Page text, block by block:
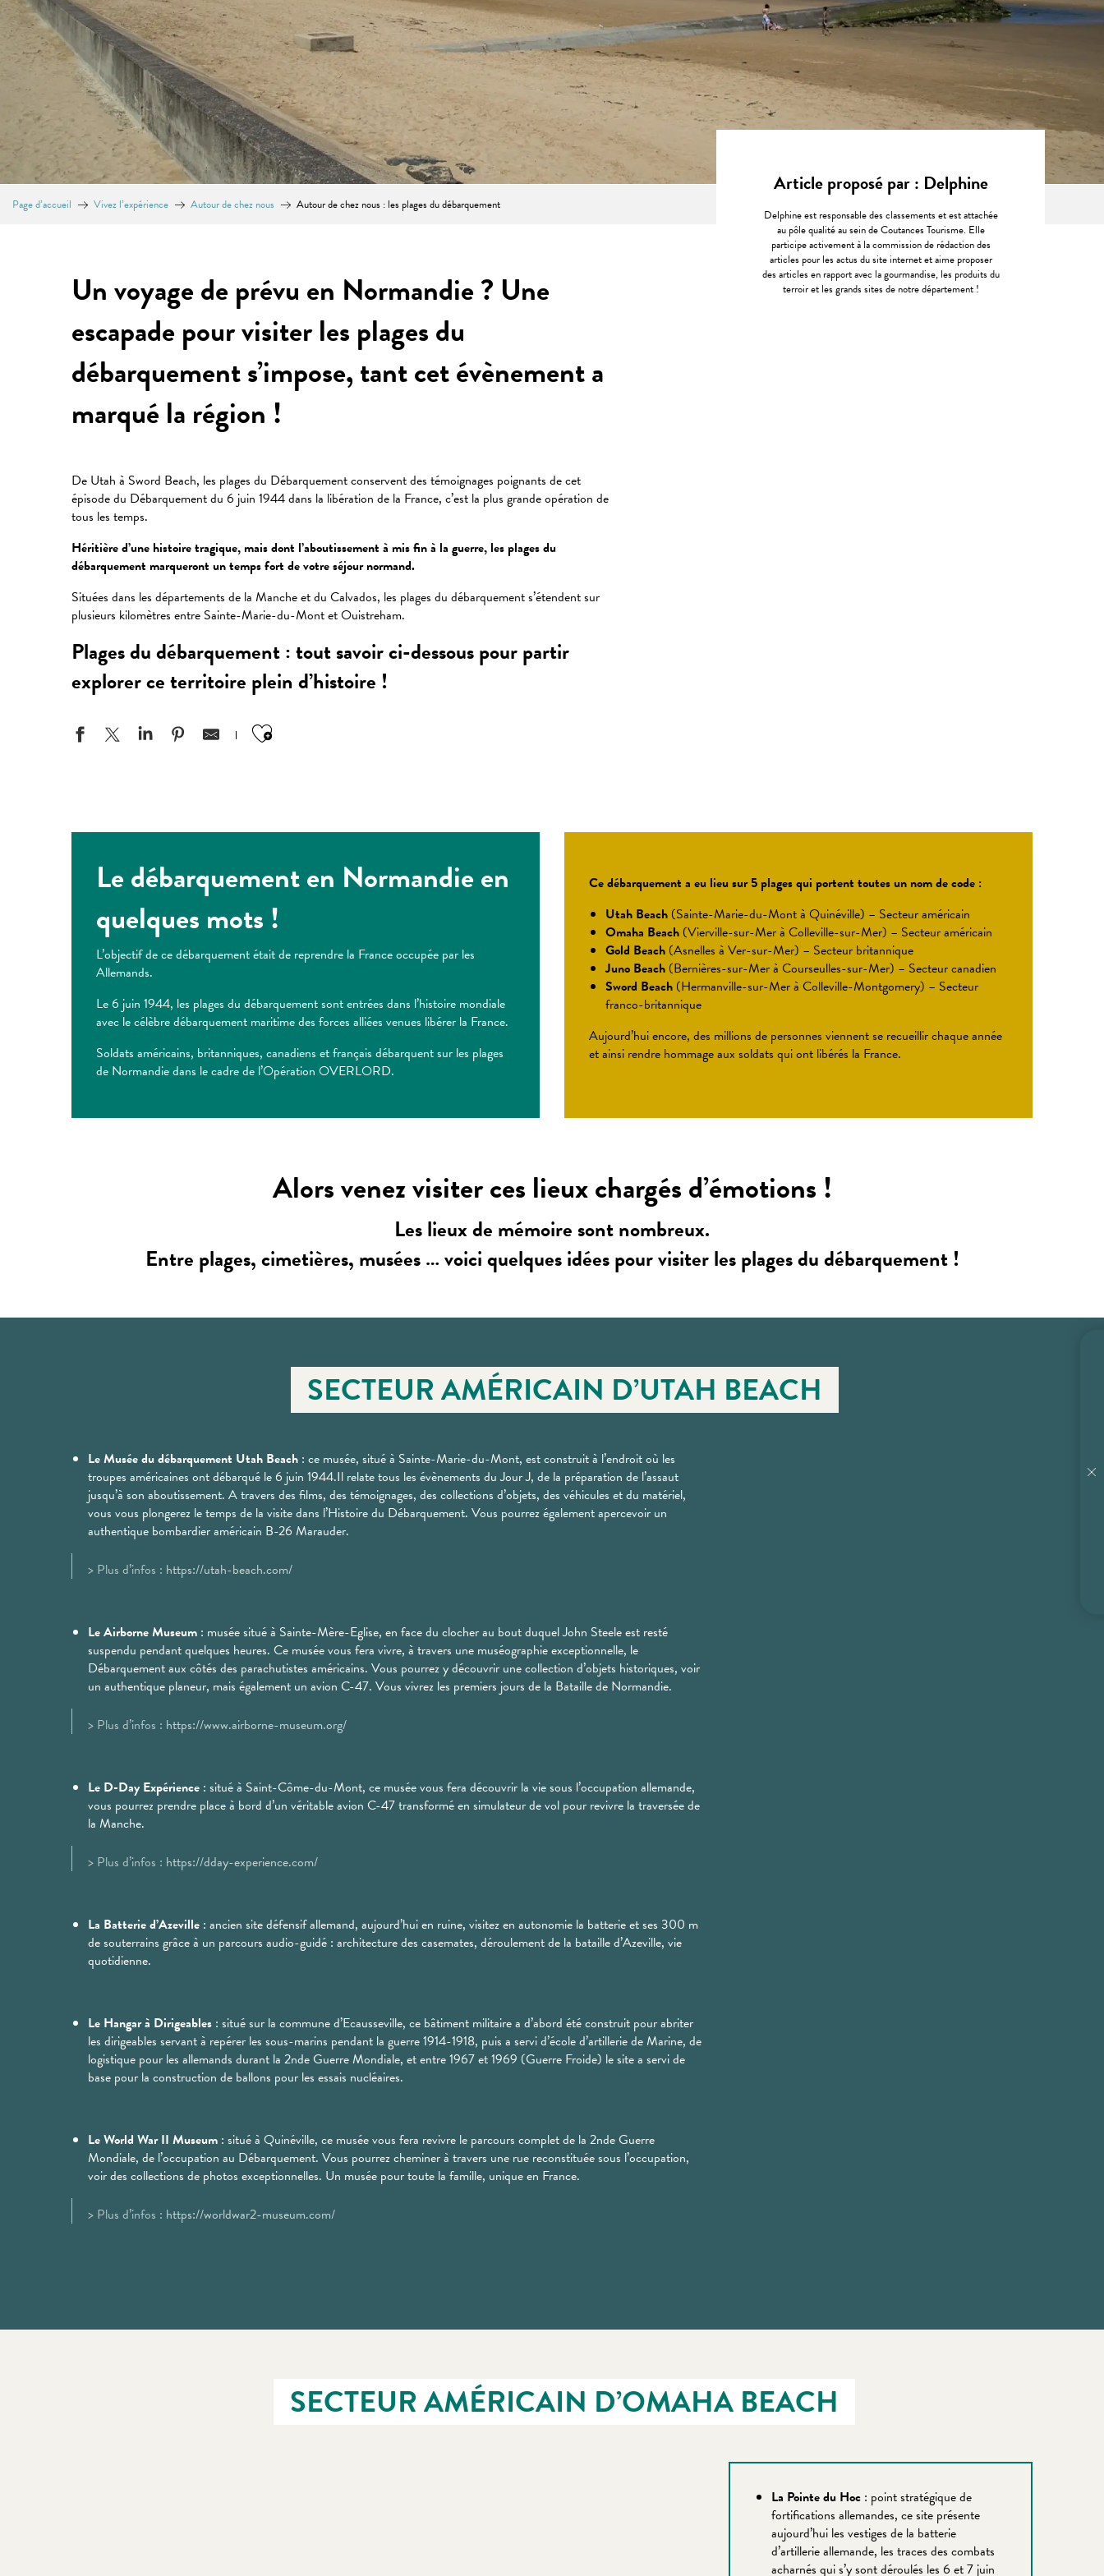
Page d’accueil Vivez l’expérience Autour de chez nous Autour de chez nous : les plages du débarquement
Un voyage de prévu en Normandie ? Une
escapade pour visiter les plages du
débarquement s’impose, tant cet évènement a
marqué la région !
De Utah à Sword Beach, les plages du Débarquement conservent des témoignages poignants de cet
épisode du Débarquement du 6 juin 1944 dans la libération de la France, c’est la plus grande opération de
tous les temps.
Héritière d’une histoire tragique, mais dont l’aboutissement à mis fin à la guerre, les plages du
débarquement marqueront un temps fort de votre séjour normand.
Situées dans les départements de la Manche et du Calvados, les plages du débarquement s’étendent sur
plusieurs kilomètres entre Sainte-Marie-du-Mont et Ouistreham.
Plages du débarquement : tout savoir ci-dessous pour partir
explorer ce territoire plein d’histoire !
Ajouter aux favoris
Article proposé par : Delphine
Delphine est responsable des classements et est attachée
au pôle qualité au sein de Coutances Tourisme. Elle
participe activement à la commission de rédaction des
articles pour les actus du site internet et aime proposer
des articles en rapport avec la gourmandise, les produits du
terroir et les grands sites de notre département !
Le débarquement en Normandie en
quelques mots !
L’objectif de ce débarquement était de reprendre la France occupée par les
Allemands.
Le 6 juin 1944, les plages du débarquement sont entrées dans l’histoire mondiale
avec le célèbre débarquement maritime des forces alliées venues libérer la France.
Soldats américains, britanniques, canadiens et français débarquent sur les plages
de Normandie dans le cadre de l’Opération OVERLORD.
Ce débarquement a eu lieu sur 5 plages qui portent toutes un nom de code :
Utah Beach (Sainte-Marie-du-Mont à Quinéville) – Secteur américain
Omaha Beach (Vierville-sur-Mer à Colleville-sur-Mer) – Secteur américain
Gold Beach (Asnelles à Ver-sur-Mer) – Secteur britannique
Juno Beach (Bernières-sur-Mer à Courseulles-sur-Mer) – Secteur canadien
Sword Beach (Hermanville-sur-Mer à Colleville-Montgomery) – Secteur
franco-britannique
Aujourd’hui encore, des millions de personnes viennent se recueillir chaque année
et ainsi rendre hommage aux soldats qui ont libérés la France.
Alors venez visiter ces lieux chargés d’émotions !
Les lieux de mémoire sont nombreux.
Entre plages, cimetières, musées … voici quelques idées pour visiter les plages du débarquement !
SECTEUR AMÉRICAIN D’UTAH BEACH
Le Musée du débarquement Utah Beach : ce musée, situé à Sainte-Marie-du-Mont, est construit à l’endroit où les
troupes américaines ont débarqué le 6 juin 1944.Il relate tous les évènements du Jour J, de la préparation de l’assaut
jusqu’à son aboutissement. A travers des films, des témoignages, des collections d’objets, des véhicules et du matériel,
vous vous plongerez le temps de la visite dans l’Histoire du Débarquement. Vous pourrez également apercevoir un
authentique bombardier américain B-26 Marauder.
> Plus d’infos : https://utah-beach.com/
Le Airborne Museum : musée situé à Sainte-Mère-Eglise, en face du clocher au bout duquel John Steele est resté
suspendu pendant quelques heures. Ce musée vous fera vivre, à travers une muséographie exceptionnelle, le
Débarquement aux côtés des parachutistes américains. Vous pourrez y découvrir une collection d’objets historiques, voir
un authentique planeur, mais également un avion C-47. Vous vivrez les premiers jours de la Bataille de Normandie.
> Plus d’infos : https://www.airborne-museum.org/
Le D-Day Expérience : situé à Saint-Côme-du-Mont, ce musée vous fera découvrir la vie sous l’occupation allemande,
vous pourrez prendre place à bord d’un véritable avion C-47 transformé en simulateur de vol pour revivre la traversée de
la Manche.
> Plus d’infos : https://dday-experience.com/
La Batterie d’Azeville : ancien site défensif allemand, aujourd’hui en ruine, visitez en autonomie la batterie et ses 300 m
de souterrains grâce à un parcours audio-guidé : architecture des casemates, déroulement de la bataille d’Azeville, vie
quotidienne.
Le Hangar à Dirigeables : situé sur la commune d’Ecausseville, ce bâtiment militaire a d’abord été construit pour abriter
les dirigeables servant à repérer les sous-marins pendant la guerre 1914-1918, puis a servi d’école d’artillerie de Marine, de
logistique pour les allemands durant la 2nde Guerre Mondiale, et entre 1967 et 1969 (Guerre Froide) le site a servi de
base pour la construction de ballons pour les essais nucléaires.
Le World War II Museum : situé à Quinéville, ce musée vous fera revivre le parcours complet de la 2nde Guerre
Mondiale, de l’occupation au Débarquement. Vous pourrez cheminer à travers une rue reconstituée sous l’occupation,
voir des collections de photos exceptionnelles. Un musée pour toute la famille, unique en France.
> Plus d’infos : https://worldwar2-museum.com/
SECTEUR AMÉRICAIN D’OMAHA BEACH
La Pointe du Hoc : point stratégique de
fortifications allemandes, ce site présente
aujourd’hui les vestiges de la batterie
d’artillerie allemande, les traces des combats
acharnés qui s’y sont déroulés les 6 et 7 juin